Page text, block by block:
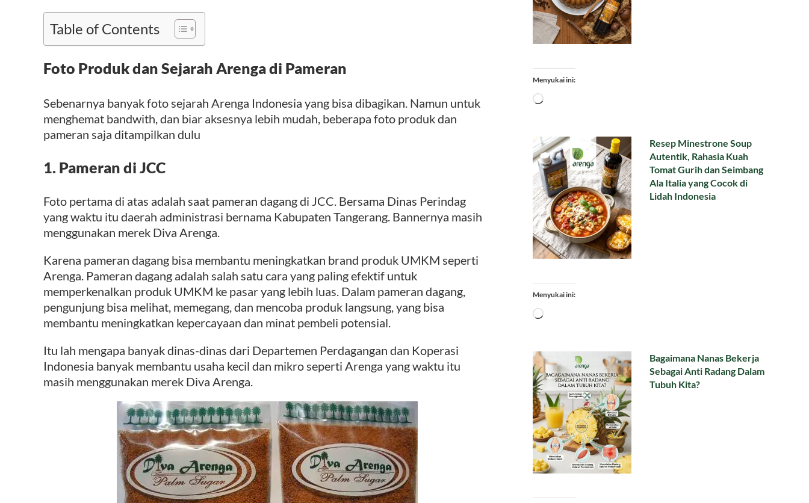
Table of Contents
Foto Produk dan Sejarah Arenga di Pameran
Sebenarnya banyak foto sejarah Arenga Indonesia yang bisa dibagikan. Namun untuk
menghemat bandwith, dan biar aksesnya lebih mudah, beberapa foto produk dan
pameran saja ditampilkan dulu
1. Pameran di JCC
Foto pertama di atas adalah saat pameran dagang di JCC. Bersama Dinas Perindag
yang waktu itu daerah administrasi bernama Kabupaten Tangerang. Bannernya masih
menggunakan merek Diva Arenga.
Karena pameran dagang bisa membantu meningkatkan brand produk UMKM seperti
Arenga. Pameran dagang adalah salah satu cara yang paling efektif untuk
memperkenalkan produk UMKM ke pasar yang lebih luas. Dalam pameran dagang,
pengunjung bisa melihat, memegang, dan mencoba produk langsung, yang bisa
membantu meningkatkan kepercayaan dan minat pembeli potensial.
Itu lah mengapa banyak dinas-dinas dari Departemen Perdagangan dan Koperasi
Indonesia banyak membantu usaha kecil dan mikro seperti Arenga yang waktu itu
masih menggunakan merek Diva Arenga.
Menyukai ini:
Memuat...
Resep Minestrone Soup
Autentik, Rahasia Kuah
Tomat Gurih dan Seimbang
Ala Italia yang Cocok di
Lidah Indonesia
Menyukai ini:
Memuat...
Bagaimana Nanas Bekerja
Sebagai Anti Radang Dalam
Tubuh Kita?